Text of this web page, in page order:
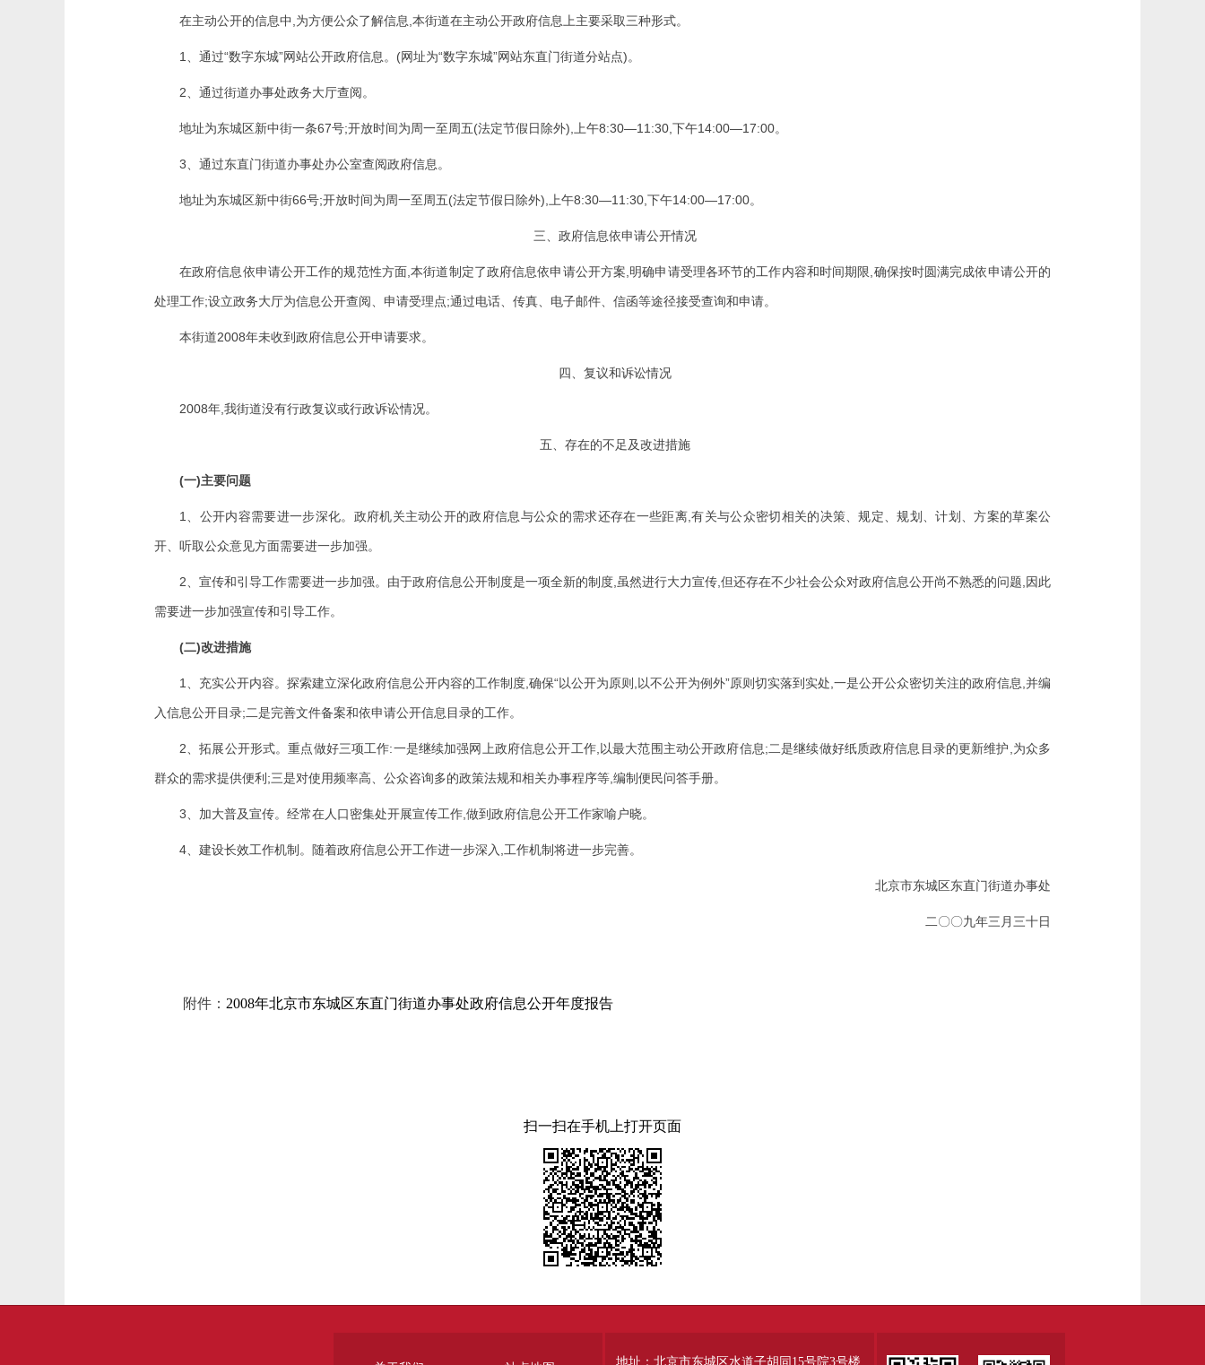
在主动公开的信息中 为方便公众了解信息 本街道在主动公开政府信息上主要采取三种形式。
1 、通过“数字东城”网站公开政府信息。 (网址为“数字东城”网站东直门街道分站点)。
2、通过街道办事处政务大厅查阅。
地址为东城区新中街一条67号;开放时间为周一至周五(法定节假日除外), 上午8:30—11:30, 下午14:00—17:00。
3、通过东直门街道办事处办公室查阅政府信息。
地址为东城区新中街66号;开放时间为周一至周五(法定节假日除外), 上午8:30—11:30, 下午14:00—17:00。
三、政府信息依申请公开情况
在政府信息依申请公开工作的规范性方面 ,本街道制定了政府信息依申请公开方案 明确申请受理各环节的工作内容和时间期限 确保按时圆满完成依申请公开的
处理工作;设立政务大厅为信息公开查阅、申请受理点;通过电话、传真、电子邮件、信函等途径接受查询和申请。
本街道2008年未收到政府信息公开申请要求。
四、复议和诉讼情况
2008年 我街道没有行政复议或行政诉讼情况。
五、存在的不足及改进措施
(一)主要问题
1 、公开内容需要进一步深化。政府机关主动公开的政府信息与公众的需求还存在一些距离, 有关与公众密切相关的决策、规定、规划、计划、方案的草案公
开、听取公众意见方面需要进一步加强。
2、宣传和引导工作需要进一步加强。由于政府信息公开制度是一项全新的制度 虽然进行大力宣传 但还存在不少社会公众对政府信息公开尚不熟悉的问题 因此
需要进一步加强宣传和引导工作。
(二)改进措施
1 、充实公开内容。探索建立深化政府信息公开内容的工作制度 确保“ 以公开为原则 以不公开为例外”原则切实落到实处 一是公开公众密切关注的政府信息 并编
入信息公开目录;二是完善文件备案和依申请公开信息目录的工作。
2、拓展公开形式。重点做好三项工作:一是继续加强网上政府信息公开工作, 以最大范围主动公开政府信息;二是继续做好纸质政府信息目录的更新维护 为众多
群众的需求提供便利 ;三是对使用频率高、公众咨询多的政策法规和相关办事程序等 编制便民问答手册。
3、加大普及宣传。经常在人口密集处开展宣传工作 做到政府信息公开工作家喻户晓。
4、建设长效工作机制。随着政府信息公开工作进一步深入 工作机制将进一步完善。
北京市东城区东直门街道办事处
二〇〇九年三月三十日
附件： 2008年北京市东城区东直门街道办事处政府信息公开年度报告
扫一扫在手机上打开页面
地址：北京市东城区水道子胡同15号院3号楼